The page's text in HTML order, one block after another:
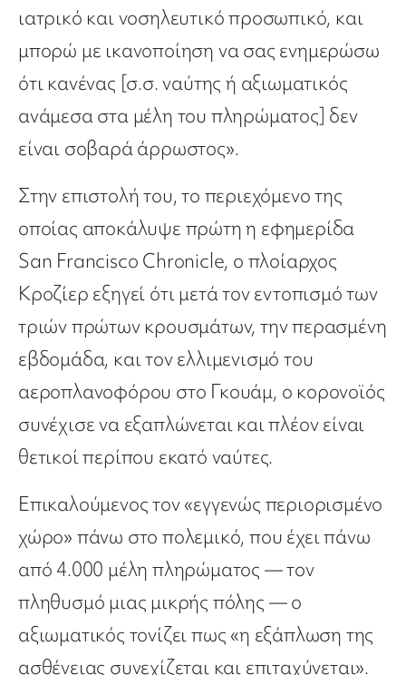
ιατρικό και νοσηλευτικό προσωπικό, και
μπορώ με ικανοποίηση να σας ενημερώσω
ότι κανένας [σ.σ. ναύτης ή αξιωματικός
ανάμεσα στα μέλη του πληρώματος] δεν
είναι σοβαρά άρρωστος».
Στην επιστολή του, το περιεχόμενο της
οποίας αποκάλυψε πρώτη η εφημερίδα
San Francisco Chronicle, ο πλοίαρχος
Κροζίερ εξηγεί ότι μετά τον εντοπισμό των
τριών πρώτων κρουσμάτων, την περασμένη
εβδομάδα, και τον ελλιμενισμό του
αεροπλανοφόρου στο Γκουάμ, ο κορονοϊός
συνέχισε να εξαπλώνεται και πλέον είναι
θετικοί περίπου εκατό ναύτες.
Επικαλούμενος τον «εγγενώς περιορισμένο
χώρο» πάνω στο πολεμικό, που έχει πάνω
από 4.000 μέλη πληρώματος — τον
πληθυσμό μιας μικρής πόλης — ο
αξιωματικός τονίζει πως «η εξάπλωση της
ασθένειας συνεχίζεται και επιταχύνεται».